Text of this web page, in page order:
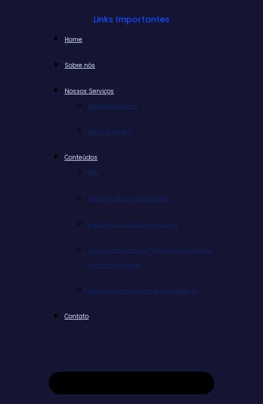
Links Importantes
Home
Sobre nós
Nossos Serviços
Para Reclamantes
Para Advogados
Conteúdos
Blog
Glossário de Termos Jurídicos
Modelo de Contrato de Honorários
Webinar Como Faturar 7 Dígitos com Cessão de
Crédito Trabalhista
Masterclass Pare de Fazer Acordos Ruins
Contato